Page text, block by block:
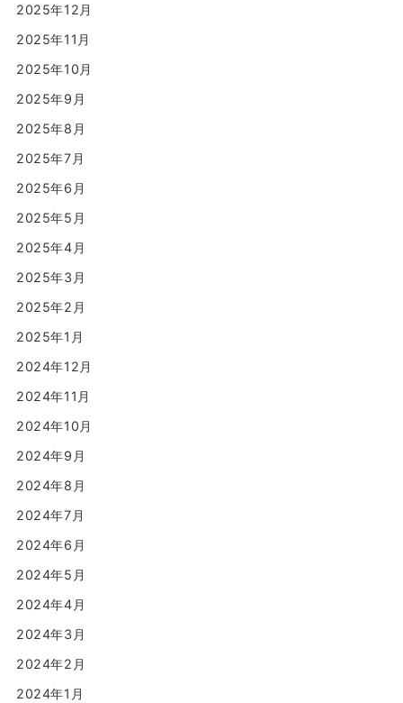
2025年12月
2025年11月
2025年10月
2025年9月
2025年8月
2025年7月
2025年6月
2025年5月
2025年4月
2025年3月
2025年2月
2025年1月
2024年12月
2024年11月
2024年10月
2024年9月
2024年8月
2024年7月
2024年6月
2024年5月
2024年4月
2024年3月
2024年2月
2024年1月